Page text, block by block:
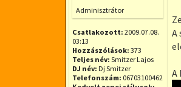
Adminisztrátor
Csatlakozott: 2009.07.08.
03:13
Hozzászólások: 373
Teljes név: Smitzer Lajos
DJ név: Dj Smitzer
Telefonszám: 06703100462
A
A